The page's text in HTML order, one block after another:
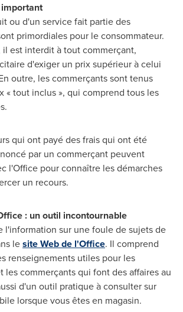
ou d'un service fait partie des
primordiales pour le consommateur.
est interdit à tout commerçant,
d'exiger un prix supérieur à celui
outre, les commerçants sont tenus
« tout inclus », qui comprend tous les
qui ont payé des frais qui ont été
par un commerçant peuvent
l'Office pour connaître les démarches
un recours.
: un outil incontournable
l'information sur une foule de sujets de
lesite Web de l'Office. Il comprend
renseignements utiles pour les
les commerçants qui font des affaires au
d'un outil pratique à consulter sur
lorsque vous êtes en magasin.